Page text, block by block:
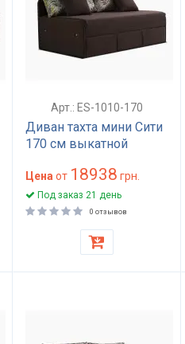
Арт.: ES-1010-170
Диван тахта мини Сити
170 см выкатной
Цена от 18938 грн.
Под заказ 21 день
0 отзывов